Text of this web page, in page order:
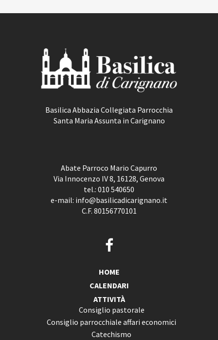
Basilica Abbazia Collegiata Parrocchia
Santa Maria Assunta in Carignano
Abate Parroco Mario Capurro
Via Innocenzo IV 8, 16128, Genova
tel.: 010 540650
e-mail: info@basilicadicarignano.it
C.F. 80156770101
HOME
CALENDARI
ATTIVITÀ
Consiglio pastorale
Consiglio parrocchiale affari economici
Catechismo